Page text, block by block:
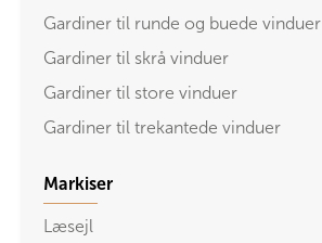
Gardiner til runde og buede vinduer
Gardiner til skrå vinduer
Gardiner til store vinduer
Gardiner til trekantede vinduer
Markiser
Læsejl